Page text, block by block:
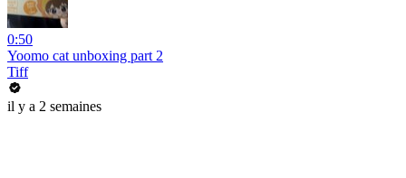
0:50
Yoomo cat unboxing part 2
Tiff
il y a 2 semaines